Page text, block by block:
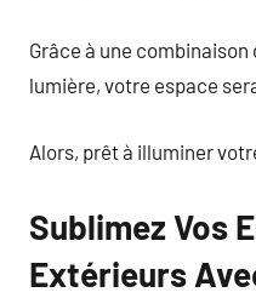
Grâce à une
lumière, votre espace
Alors, prêt à illuminer
Sublimez Vos
Extérieurs